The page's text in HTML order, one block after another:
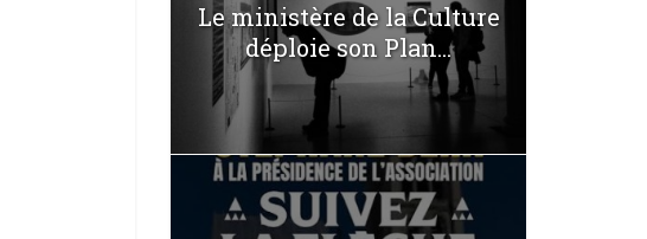
Le ministère de la Culture
déploie son Plan...